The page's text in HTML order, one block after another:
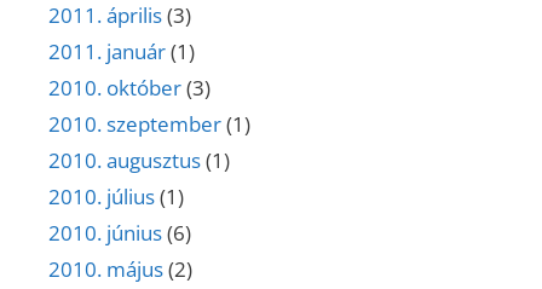
2011. április(3)
2011. január(1)
2010. október(3)
2010. szeptember(1)
2010. augusztus(1)
2010. július(1)
2010. június(6)
2010. május(2)